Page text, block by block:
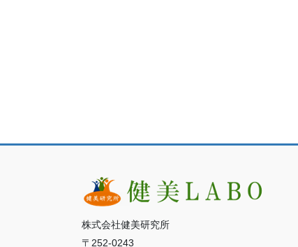
株式会社健美研究所
〒252-0243